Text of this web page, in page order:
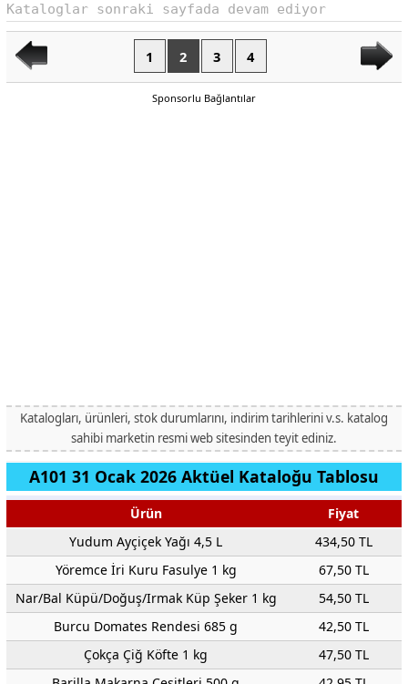
Kataloglar sonraki sayfada devam ediyor
1 2 3 4
Sponsorlu Bağlantılar
Katalogları, ürünleri, stok durumlarını, indirim tarihlerini v.s. katalog
sahibi marketin resmi web sitesinden teyit ediniz.
A101 31 Ocak 2026 Aktüel Kataloğu Tablosu
Ürün
Fiyat
Yudum Ayçiçek Yağı 4,5 L
434,50 TL
Yöremce İri Kuru Fasulye 1 kg
67,50 TL
Nar/Bal Küpü/Doğuş/Irmak Küp Şeker 1 kg
54,50 TL
Burcu Domates Rendesi 685 g
42,50 TL
Çokça Çiğ Köfte 1 kg
47,50 TL